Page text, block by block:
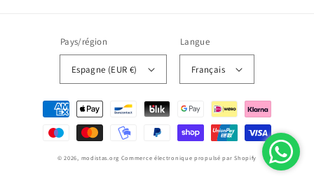
Pays/région
Espagne (EUR €)
Langue
Français
Moyens
paiement
© 2026, modistas.org Commerce électronique propulsé par Shopify